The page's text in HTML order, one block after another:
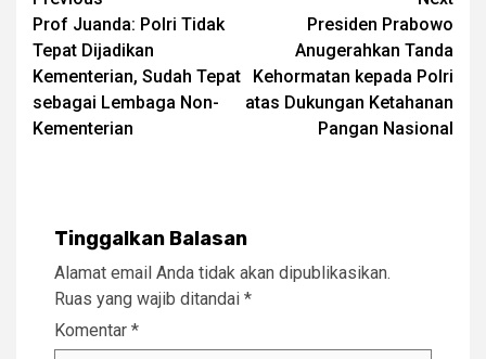
navigation
Prof Juanda: Polri Tidak
Tepat Dijadikan
Kementerian, Sudah Tepat
sebagai Lembaga Non-
Kementerian
Presiden Prabowo
Anugerahkan Tanda
Kehormatan kepada Polri
atas Dukungan Ketahanan
Pangan Nasional
Tinggalkan Balasan
Alamat email Anda tidak akan dipublikasikan.
Ruas yang wajib ditandai *
Komentar *